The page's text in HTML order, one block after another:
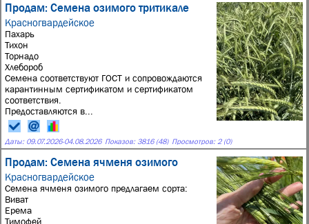
Продам: Семена озимого тритикале
Красногвардейское
Пахарь
Тихон
Торнадо
Хлебороб
Семена соответствуют ГОСТ и сопровождаются
карантинным сертификатом и сертификатом
соответствия.
Предоставляются в...
Даты: 09.07.2026-04.08.2026 Показов: 3816 (48) Просмотров: 2 (0)
Продам: Семена ячменя озимого
Красногвардейское
Семена ячменя озимого предлагаем сорта:
Виват
Ерема
Тимофей